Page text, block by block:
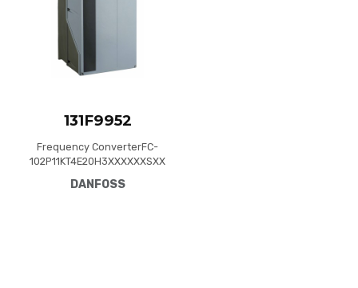
131F9952
Frequency ConverterFC-
102P11KT4E20H3XXXXXXSXX
Drive FC-102(P11K) 11 KW / 15
DANFOSS